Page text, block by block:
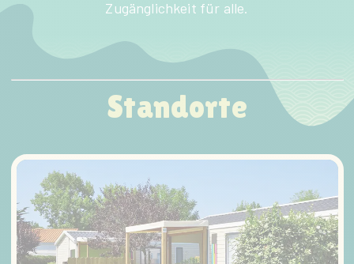
Zugänglichkeit für alle.
Standorte